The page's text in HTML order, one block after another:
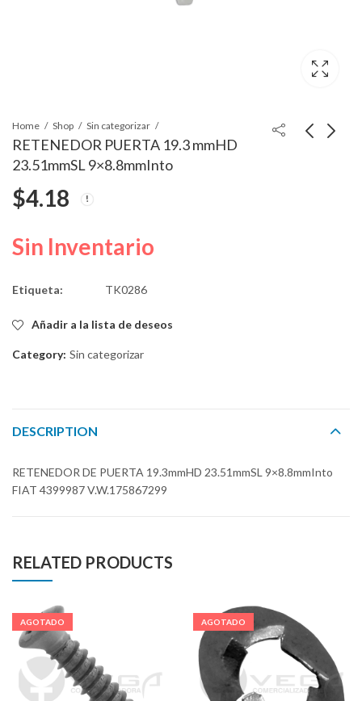
Home Shop Sin categorizar
RETENEDOR PUERTA 19.3 mmHD
23.51mmSL 9×8.8mmInto
$4.18
Sin Inventario
Etiqueta: TK0286
Añadir a la lista de deseos
Category: Sin categorizar
DESCRIPTION
RETENEDOR DE PUERTA 19.3mmHD 23.51mmSL 9×8.8mmInto
FIAT 4399987 V.W.175867299
RELATED PRODUCTS
AGOTADO AGOTADO